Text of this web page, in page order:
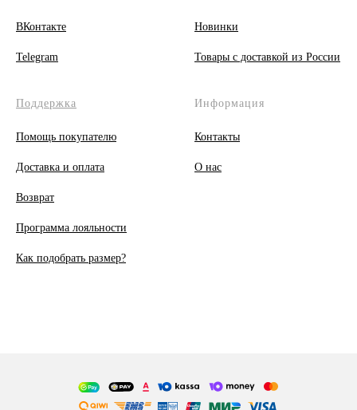
ВКонтакте
Telegram
Новинки
Товары с доставкой из России
Поддержка
Помощь покупателю
Доставка и оплата
Возврат
Программа лояльности
Как подобрать размер?
Информация
Контакты
О нас